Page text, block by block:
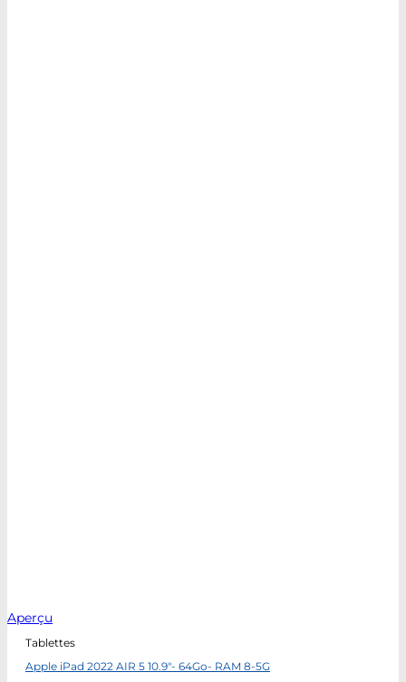
Aperçu
Tablettes
Apple iPad 2022 AIR 5 10.9″- 64Go- RAM 8-5G